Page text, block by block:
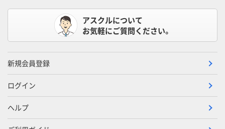
アスクルについて
お気軽にご質問ください。
新規会員登録
ログイン
ヘルプ